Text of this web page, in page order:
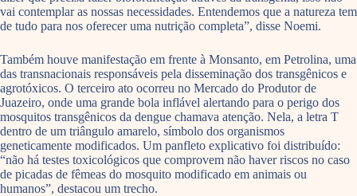
vai contemplar as nossas necessidades. Entendemos que a natureza tem
de tudo para nos oferecer uma nutrição completa”, disse Noemi.
Também houve manifestação em frente à Monsanto, em Petrolina, uma
das transnacionais responsáveis pela disseminação dos transgênicos e
agrotóxicos. O terceiro ato ocorreu no Mercado do Produtor de
Juazeiro, onde uma grande bola inflável alertando para o perigo dos
mosquitos transgênicos da dengue chamava atenção. Nela, a letra T
dentro de um triângulo amarelo, símbolo dos organismos
geneticamente modificados. Um panfleto explicativo foi distribuído:
“não há testes toxicológicos que comprovem não haver riscos no caso
de picadas de fêmeas do mosquito modificado em animais ou
humanos”, destacou um trecho.